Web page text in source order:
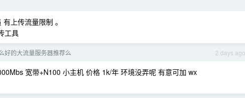
上传流量限制 。
工具
2 days ago
好的大流量服务器推荐么
宽带+N100 小主机 价格 1k/年 环境没弄呢 有意可加 wx